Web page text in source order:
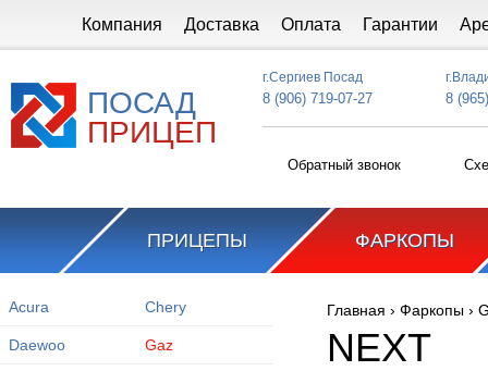
Компания Доставка Оплата Гарантии
ПОСАД
ПРИЦЕП
г.Сергиев Посад
8 (906) 719-07-27 8
Обратный звонок
ПРИЦЕПЫ ФАРКОПЫ
Acura Chery
Daewoo Gaz
Вы здесь
Главная › Фаркопы ›
NEXT